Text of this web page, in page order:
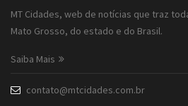
MT Cidades, web de notícias que traz
Mato Grosso, do estado e do Brasil.
Saiba Mais
contato@mtcidades.com.br